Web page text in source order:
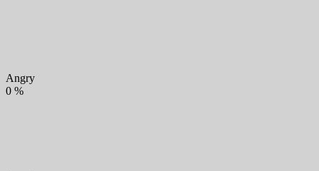
Angry
0 %